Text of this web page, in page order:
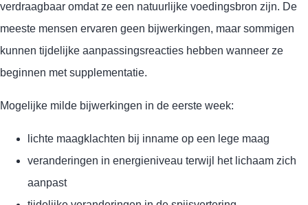
verdraagbaar omdat ze een natuurlijke voedingsbron zijn. De
meeste mensen ervaren geen bijwerkingen, maar sommigen
kunnen tijdelijke aanpassingsreacties hebben wanneer ze
beginnen met supplementatie.
Mogelijke milde bijwerkingen in de eerste week:
lichte maagklachten bij inname op een lege maag
veranderingen in energieniveau terwijl het lichaam zich
aanpast